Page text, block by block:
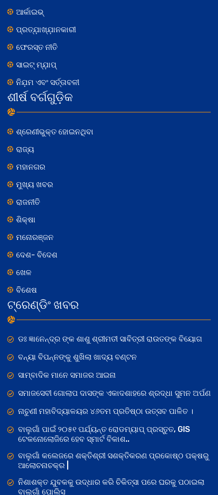
ଆର୍କାଇଭ୍
ପ୍ରତ୍ଯ଼ାଖ୍ଯ଼ାନକାରୀ
ଫେରସ୍ତ ନୀତି
ସାଇଟ୍ ମ୍ଯ଼ାପ୍
ନିଯ଼ମ ଏବଂ ସର୍ତ୍ତାବଳୀ
ଶୀର୍ଷ ବର୍ଗଗୁଡ଼ିକ
ଶ୍ରେଣୀଭୁକ୍ତ ହୋଇନଥିବା
ରାଜ୍ୟ
ମହାନଗର
ମୁଖ୍ୟ ଖବର
ରାଜନୀତି
ଶିକ୍ଷା
ମନୋରଞ୍ଜନ
ଦେଶ- ବିଦେଶ
ଖେଳ
ବିଶେଷ
ଟ୍ରେଣ୍ଡିଂ ଖବର
ଡଃ ଜ୍ଞାନେନ୍ଦ୍ର ଙ୍କ ଶାଶୁ ଶ୍ରୀମତୀ ସାବିତ୍ରୀ ରାଉତଙ୍କ ବିୟୋଗ
ବନ୍ୟା ବିପନ୍ନଙ୍କୁ ଶୁଖିଲା ଖାଦ୍ୟ ବଣ୍ଟନ
ସାମ୍ବାଦିକ ମାନେ ସମାଜର ଆଇନା
ସମାଜସେବୀ ଗୋଲାପ ଦାସଙ୍କ ଏକାଦଶାହରେ ଶ୍ରଦ୍ଧା ସୁମନ ଅର୍ପଣ
ନାଚୁଣୀ ମହାବିଦ୍ୟାଳୟର ୪୬ତମ ପ୍ରତିଷ୍ଠା ଉତ୍ସବ ପାଳିତ ।
ବାଲୁଗାଁ ପାଇଁ ୨୦୫୧ ପର୍ଯ୍ୟନ୍ତ ରୋଡମ୍ୟାପ୍ ପ୍ରସ୍ତୁତ, GIS
ଟେକନୋଲୋଜିରେ ହେବ ସ୍ମାର୍ଟ ବିକାଶ..
ବାଲୁଗାଁ କଲେଜରେ ଶକ୍ତିଶ୍ରୀ ସଶକ୍ତିକରଣ ପ୍ରକୋଷ୍ଠ ପକ୍ଷରୁ
ଆଲୋଚନାଚକ୍ର |
ନିଶାଶକ୍ତ ଯୁବକକୁ ଉଦ୍ଧାର କରି ଚିକିତ୍ସା ପରେ ଘରକୁ ପଠାଇଲା
ବାଲୁଗାଁ ପୋଲିସ